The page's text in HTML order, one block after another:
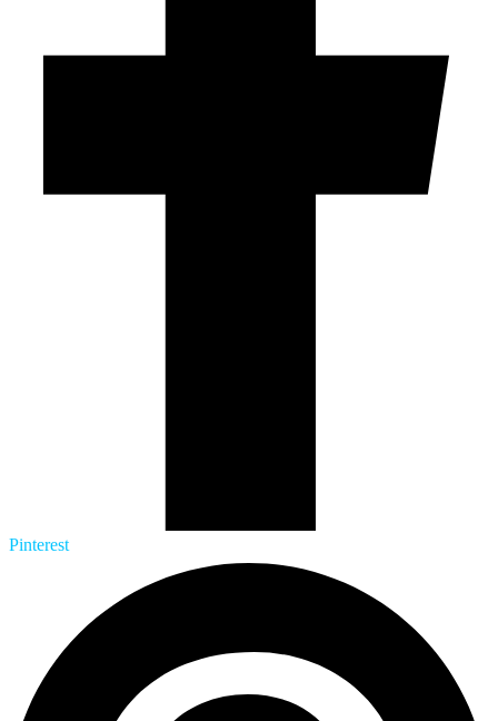
Pinterest